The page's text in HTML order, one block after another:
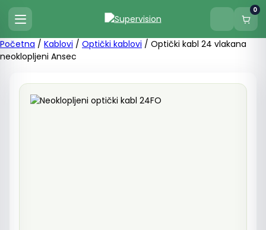
0
Početna / Kablovi / Optički kablovi / Optički kabl 24 vlakana
neoklopljeni Ansec